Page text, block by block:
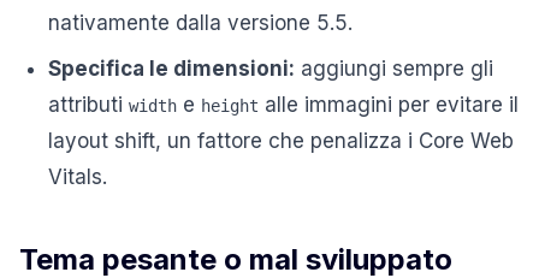
nativamente dalla versione 5.5.
Specifica le dimensioni: aggiungi sempre gli
attributi width e height alle immagini per evitare il
layout shift, un fattore che penalizza i Core Web
Vitals.
Tema pesante o mal sviluppato